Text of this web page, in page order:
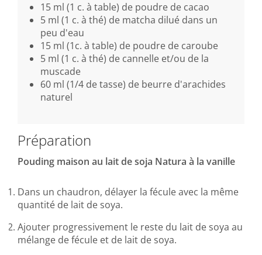
15 ml (1 c. à table) de poudre de cacao
5 ml (1 c. à thé) de matcha dilué dans un
peu d'eau
15 ml (1c. à table) de poudre de caroube
5 ml (1 c. à thé) de cannelle et/ou de la
muscade
60 ml (1/4 de tasse) de beurre d'arachides
naturel
Préparation
Pouding maison au lait de soja Natura à la vanille
Dans un chaudron, délayer la fécule avec la même
quantité de lait de soya.
Ajouter progressivement le reste du lait de soya au
mélange de fécule et de lait de soya.